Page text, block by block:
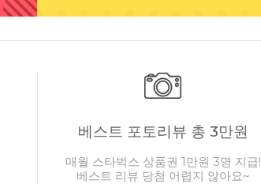
베스트 포토리뷰 총 3만원
매월 스타벅스 상품권 1만원 3명 지급!
베스트 리뷰 당첨 어렵지 않아요~